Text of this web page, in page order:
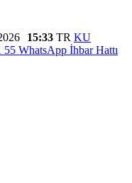
15:33 TR KU
55 WhatsApp İhbar Hattı